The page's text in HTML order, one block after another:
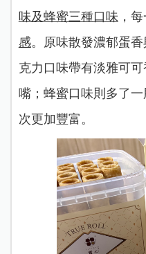
味及蜂蜜三種口味 ，
感。原味散發濃郁蛋
克力口味帶有淡雅可
嘴；蜂蜜口味則多了
次更加豐富。